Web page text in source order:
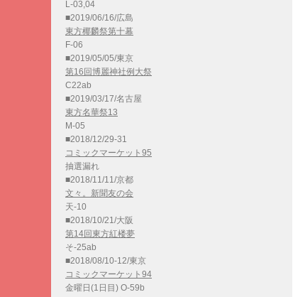
L-03,04
■2019/06/16/広島
東方椰麟祭第十幕
F-06
■2019/05/05/東京
第16回博麗神社例大祭
C22ab
■2019/03/17/名古屋
東方名華祭13
M-05
■2018/12/29-31
コミックマーケット95
抽選漏れ
■2018/11/11/京都
文々。新聞友の会
天-10
■2018/10/21/大阪
第14回東方紅楼夢
そ-25ab
■2018/08/10-12/東京
コミックマーケット94
金曜日(1日目) O-59b